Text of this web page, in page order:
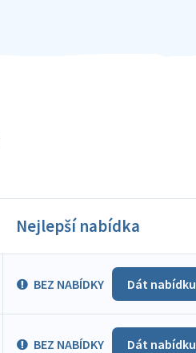
Nejlepší nabídka
BEZ NABÍDKY Dát nabídku
BEZ NABÍDKY Dát nabídku